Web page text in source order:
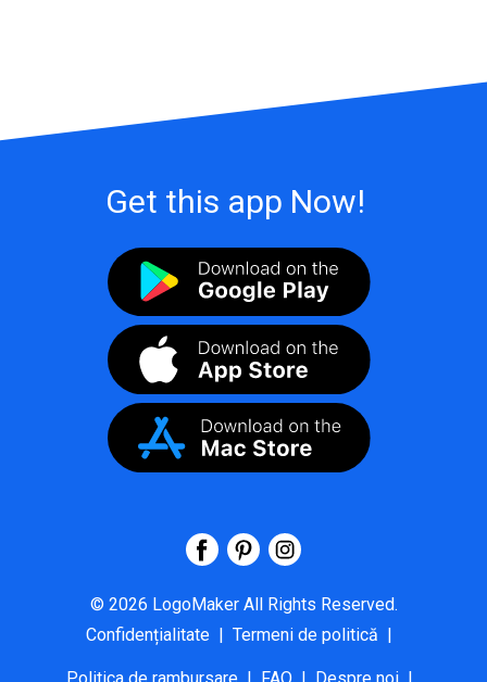
Get this app Now!
© 2026 LogoMaker All Rights Reserved.
Confidențialitate | Termeni de politică |